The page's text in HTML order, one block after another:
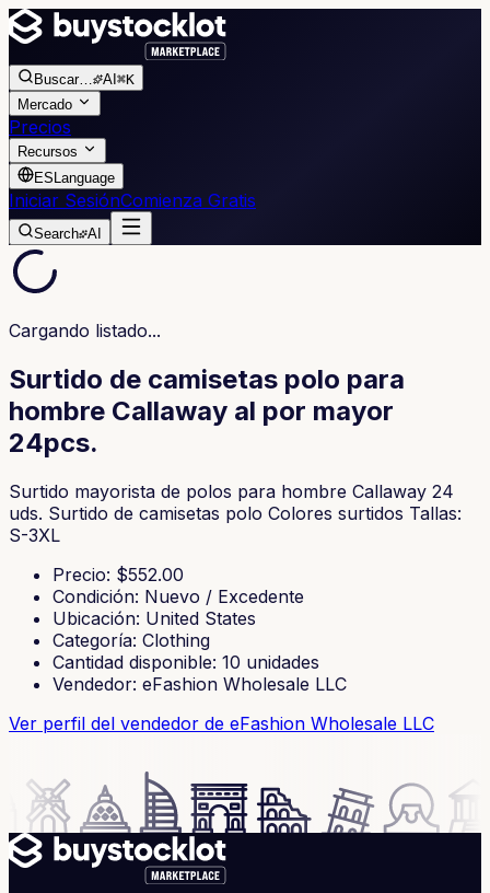
Buscar… AI ⌘K
Mercado
Precios
Recursos
ES Language
Iniciar SesiónComienza Gratis
Search AI
Cargando listado...
Surtido de camisetas polo para
hombre Callaway al por mayor
24pcs.
Surtido mayorista de polos para hombre Callaway 24
uds. Surtido de camisetas polo Colores surtidos Tallas:
S-3XL
Precio: $552.00
Condición: Nuevo / Excedente
Ubicación: United States
Categoría: Clothing
Cantidad disponible: 10 unidades
Vendedor: eFashion Wholesale LLC
Ver perfil del vendedor de eFashion Wholesale LLC